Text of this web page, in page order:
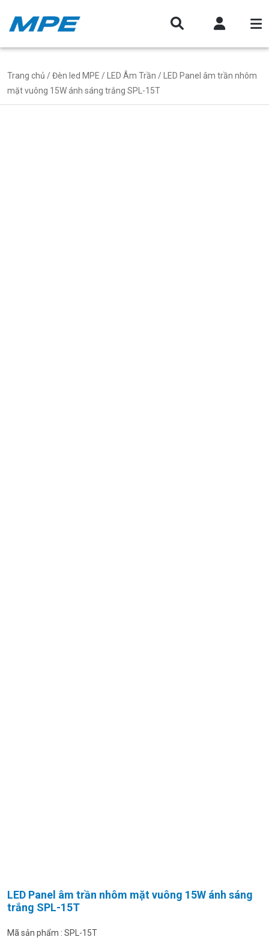
Trang chủ /Đèn led MPE / LED Âm Trần / LED Panel âm trần nhôm
mặt vuông 15W ánh sáng trắng SPL-15T
LED Panel âm trần nhôm mặt vuông 15W ánh sáng
trắng SPL-15T
Mã sản phẩm : SPL-15T